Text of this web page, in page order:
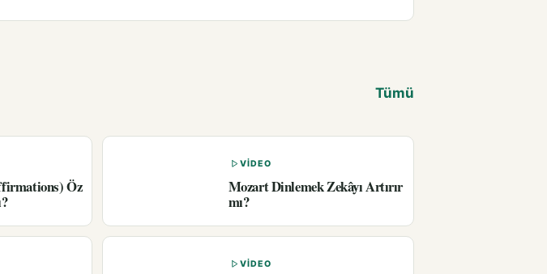
Tümü
Öz
VIDEO
Mozart Dinlemek Zekâyı Artırır
mı?
VIDEO